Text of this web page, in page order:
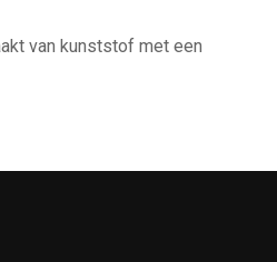
van kunststof met een